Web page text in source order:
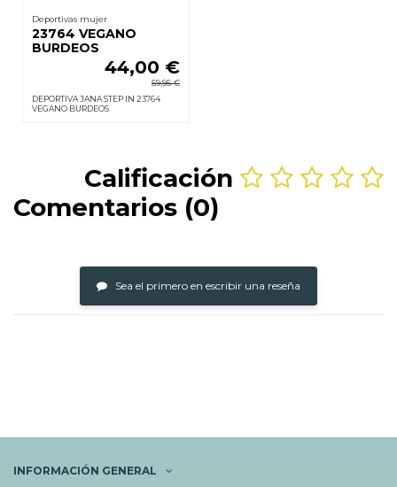
Deportivas mujer
23764 VEGANO
BURDEOS
44,00 €
59,95 €
DEPORTIVA JANA STEP IN 23764
VEGANO BURDEOS
Calificación
Comentarios (0)
Sea el primero en escribir una reseña
INFORMACIÓN GENERAL